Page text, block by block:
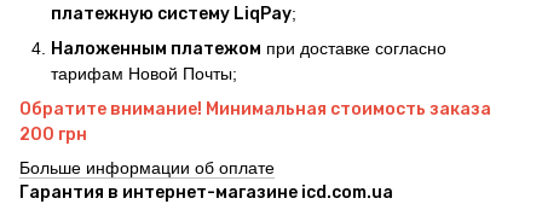
платежную систему LiqPay;
Наложенным платежом при доставке согласно
тарифам Новой Почты;
Обратите внимание! Минимальная стоимость заказа
200 грн
Больше информации об оплате
Гарантия в интернет-магазине icd.com.ua